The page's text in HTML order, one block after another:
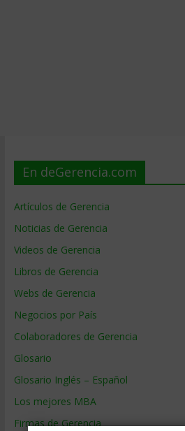
En deGerencia.com
Artículos de Gerencia
Noticias de Gerencia
Videos de Gerencia
Libros de Gerencia
Webs de Gerencia
Negocios por País
Colaboradores de Gerencia
Glosario
Glosario Inglés – Español
Los mejores MBA
Firmas de Gerencia